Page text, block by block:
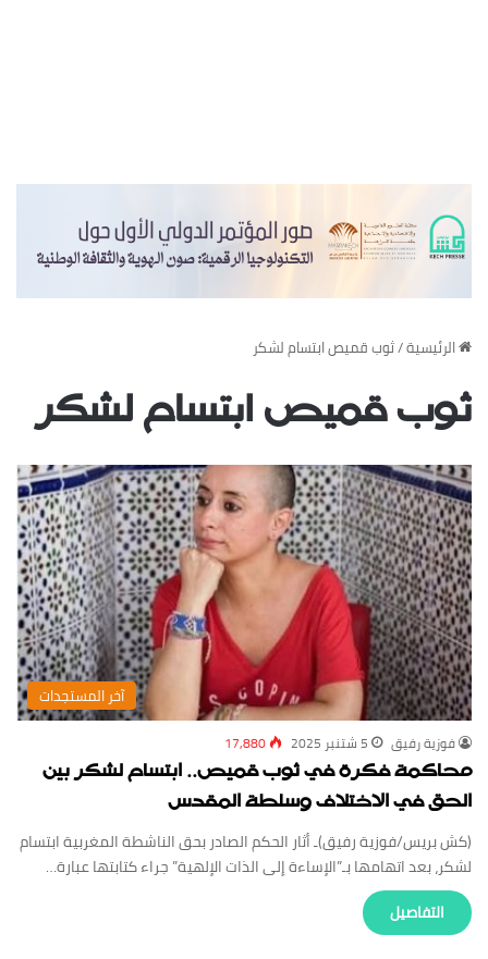
‏الرئيسية/ثوب قميص ابتسام لشكر
ثوب قميص ابتسام لشكر
‏آخر المستجدات
فوزية رفيق 5 شتنبر 2025 17,880
محاكمة فكرة في ثوب قميص.. ابتسام لشكر بين
الحق في الاختلاف وسلطة المقدس
(كش بريس/فوزية رفيق)ـ أثار الحكم الصادر بحق الناشطة المغربية ابتسام
لشكر، بعد اتهامها بـ”الإساءة إلى الذات الإلهية” جراء كتابتها عبارة…
‏التفاصيل